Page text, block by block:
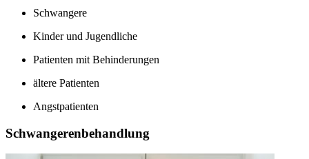
Schwangere
Kinder und Jugendliche
Patienten mit Behinderungen
ältere Patienten
Angstpatienten
Schwangerenbehandlung